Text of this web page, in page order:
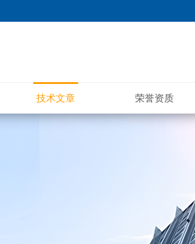
技术文章 荣誉资质